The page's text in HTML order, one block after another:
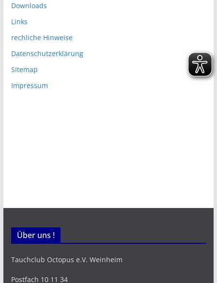
Downloads
Links
rechliche Hinweise
Datenschutzerklärung
Sitemap
Impressum
Über uns !
Tauchclub Octopus e.V. Weinheim
Postfach 10 11 34